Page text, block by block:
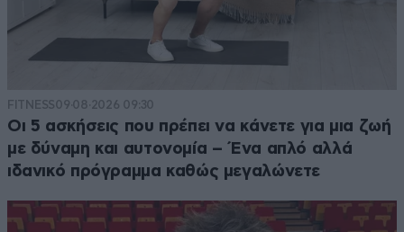
FITNESS09·08·2026 09:30
Οι 5 ασκήσεις που πρέπει να κάνετε για μια ζωή
με δύναμη και αυτονομία – Ένα απλό αλλά
ιδανικό πρόγραμμα καθώς μεγαλώνετε